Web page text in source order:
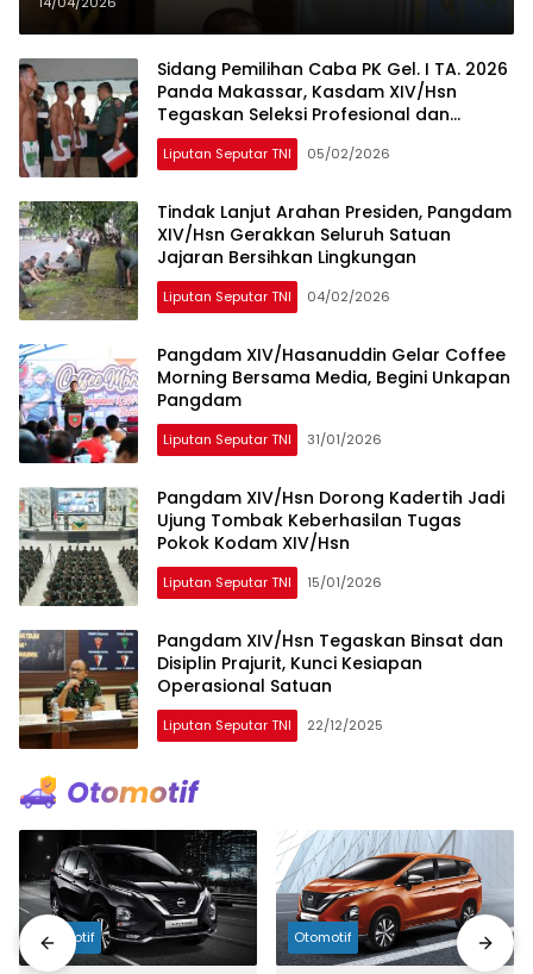
Pembangunan KDKMP dengan
Inovasi WorkshopSidang Pemilihan Caba PK Gel. I TA. 2026
Panda Makassar, Kasdam XIV/Hsn
Tegaskan Seleksi Profesional dan
Objektif
Liputan Seputar TNI 05/02/2026
Tindak Lanjut Arahan Presiden, Pangdam
XIV/Hsn Gerakkan Seluruh Satuan
Jajaran Bersihkan Lingkungan
Liputan Seputar TNI 04/02/2026
Pangdam XIV/Hasanuddin Gelar Coffee
Morning Bersama Media, Begini Unkapan
Pangdam
Liputan Seputar TNI 31/01/2026
Pangdam XIV/Hsn Dorong Kadertih Jadi
Ujung Tombak Keberhasilan Tugas
Pokok Kodam XIV/Hsn
Liputan Seputar TNI 15/01/2026
Pangdam XIV/Hsn Tegaskan Binsat dan
Disiplin Prajurit, Kunci Kesiapan
Operasional Satuan
Liputan Seputar TNI 22/12/2025
Otomotif Otomotif